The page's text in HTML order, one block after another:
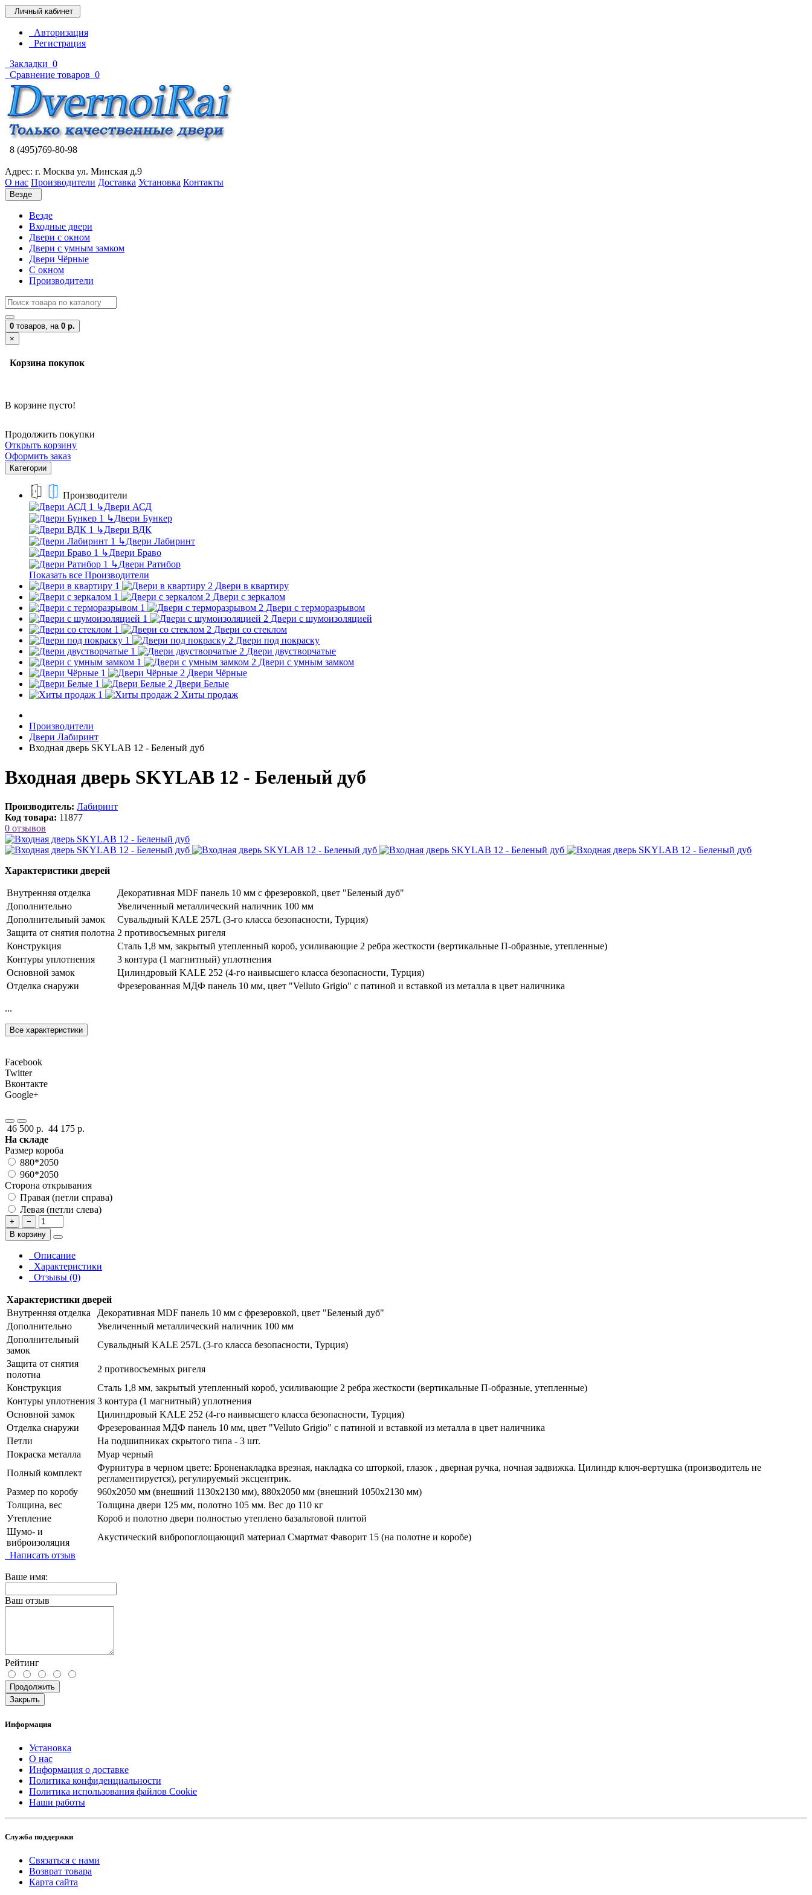
Личный кабинет
Авторизация
Регистрация
Закладки 0
Сравнение товаров 0
8 (495)769-80-98
Адрес: г. Москва ул. Минская д.9
О нас Производители Доставка Установка Контакты
Везде
Везде
Входные двери
Двери с окном
Двери с умным замком
Двери Чёрные
C окном
Производители
0 товаров, на 0 р.
×
Корзина покупок
В корзине пусто!
Продолжить покупки
Открыть корзину
Оформить заказ
Категории
Производители
↳Двери АСД
↳Двери Бункер
↳Двери ВДК
↳Двери Лабиринт
↳Двери Браво
↳Двери Ратибор
Показать все Производители
Двери в квартиру
Двери с зеркалом
Двери с терморазрывом
Двери с шумоизоляцией
Двери со стеклом
Двери под покраску
Двери двустворчатые
Двери с умным замком
Двери Чёрные
Двери Белые
Хиты продаж
Производители
Двери Лабиринт
Входная дверь SKYLAB 12 - Беленый дуб
Входная дверь SKYLAB 12 - Беленый дуб
Производитель: Лабиринт
Код товара: 11877
0 отзывов
Характеристики дверей
Внутренняя отделка
Декоративная MDF панель 10 мм с фрезеровкой, цвет "Беленый дуб"
Дополнительно
Увеличенный металлический наличник 100 мм
Дополнительный замок
Сувальдный KALE 257L (3-го класса безопасности, Турция)
Защита от снятия полотна 2 противосъемных ригеля
Конструкция
Сталь 1,8 мм, закрытый утепленный короб, усиливающие 2 ребра жесткости (вертикальные П-образные, утепленные)
Контуры уплотнения
3 контура (1 магнитный) уплотнения
Основной замок
Цилиндровый KALE 252 (4-го наивысшего класса безопасности, Турция)
Отделка снаружи
Фрезерованная МДФ панель 10 мм, цвет "Velluto Grigio" с патиной и вставкой из металла в цвет наличника
...
Все характеристики
Facebook
Twitter
Вконтакте
Google+
46 500 р. 44 175 р.
На складе
Размер короба
880*2050
960*2050
Сторона открывания
Правая (петли справа)
Левая (петли слева)
+
−
В корзину
Описание
Характеристики
Отзывы (0)
Характеристики дверей
Внутренняя отделка
Декоративная MDF панель 10 мм с фрезеровкой, цвет "Беленый дуб"
Дополнительно
Увеличенный металлический наличник 100 мм
Дополнительный
замок
Сувальдный KALE 257L (3-го класса безопасности, Турция)
Защита от снятия
полотна
2 противосъемных ригеля
Конструкция
Сталь 1,8 мм, закрытый утепленный короб, усиливающие 2 ребра жесткости (вертикальные П-образные, утепленные)
Контуры уплотнения 3 контура (1 магнитный) уплотнения
Основной замок
Цилиндровый KALE 252 (4-го наивысшего класса безопасности, Турция)
Отделка снаружи
Фрезерованная МДФ панель 10 мм, цвет "Velluto Grigio" с патиной и вставкой из металла в цвет наличника
Петли
На подшипниках скрытого типа - 3 шт.
Покраска металла
Муар черный
Полный комплект
Фурнитура в черном цвете: Броненакладка врезная, накладка со шторкой, глазок , дверная ручка, ночная задвижка. Цилиндр ключ-вертушка (производитель не
регламентируется), регулируемый эксцентрик.
Размер по коробу
960х2050 мм (внешний 1130х2130 мм), 880х2050 мм (внешний 1050х2130 мм)
Толщина, вес
Толщина двери 125 мм, полотно 105 мм. Вес до 110 кг
Утепление
Короб и полотно двери полностью утеплено базальтовой плитой
Шумо- и
виброизоляция
Акустический вибропоглощающий материал Смартмат Фаворит 15 (на полотне и коробе)
Написать отзыв
Ваше имя:
Ваш отзыв
Рейтинг
Продолжить
Закрыть
Информация
Установка
О нас
Информация о доставке
Политика конфиденциальности
Политика использования файлов Cookie
Наши работы
Служба поддержки
Связаться с нами
Возврат товара
Карта сайта